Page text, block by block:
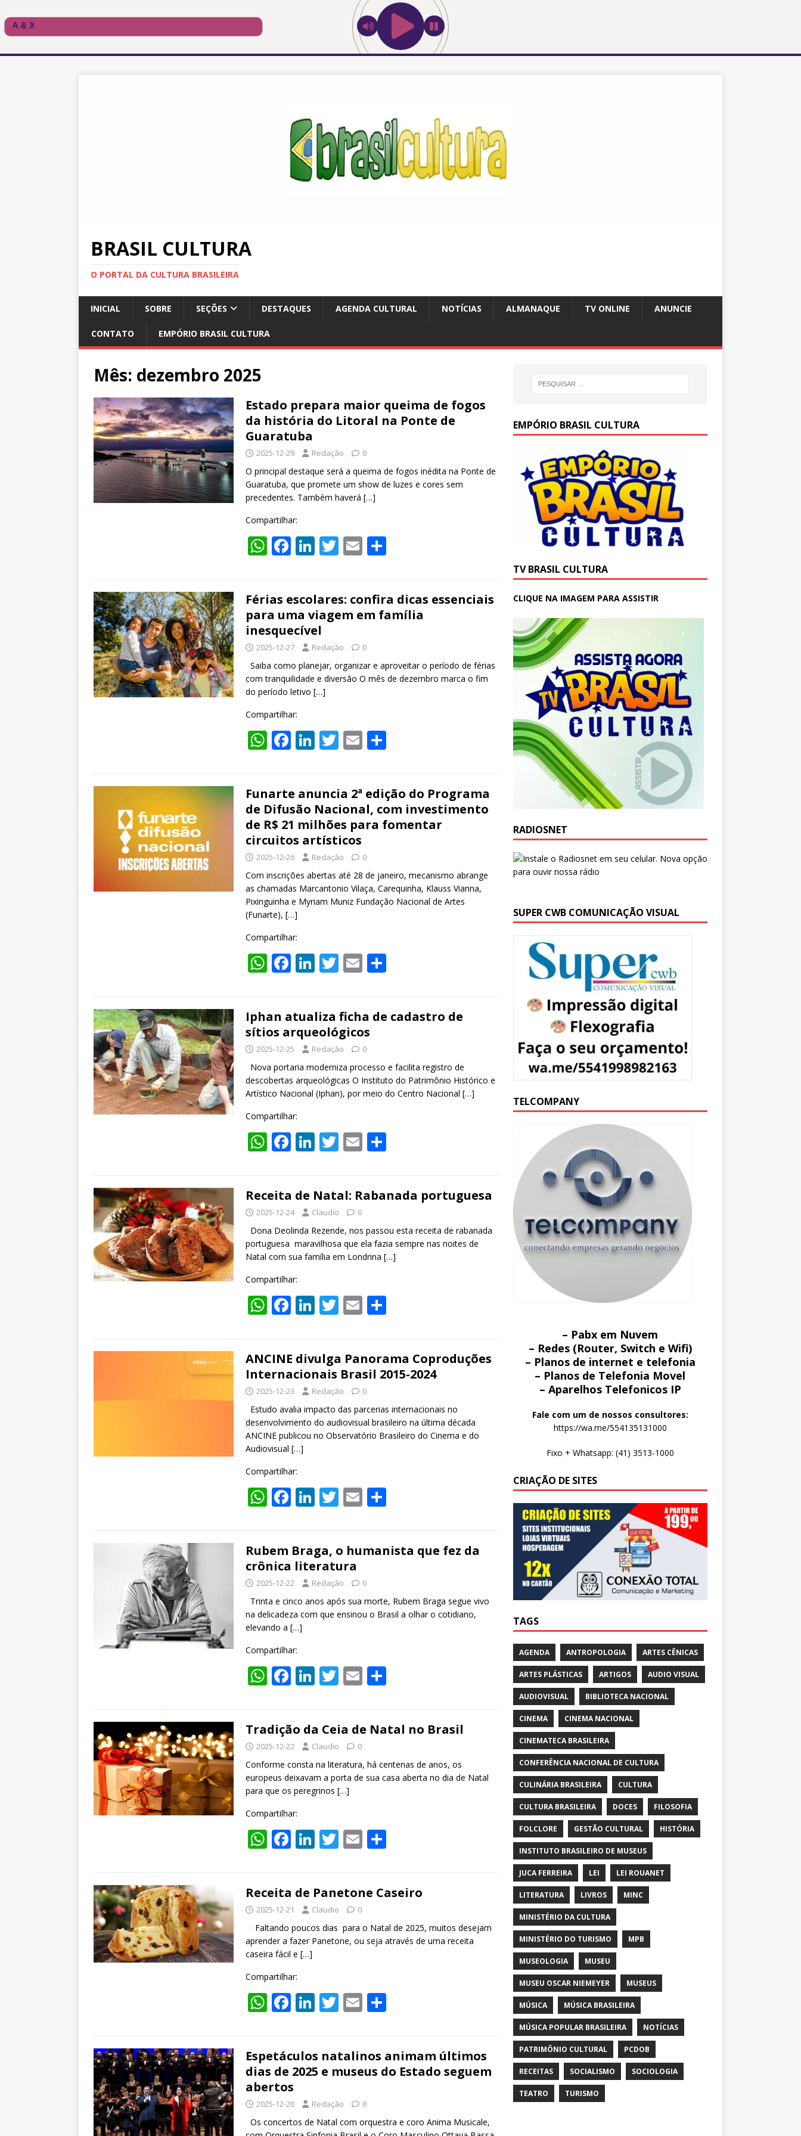
BRASIL CULTURA
O PORTAL DA CULTURA BRASILEIRA
INICIAL SOBRE SEÇÕES DESTAQUES AGENDA CULTURAL NOTÍCIAS ALMANAQUE TV ONLINE ANUNCIE
CONTATO EMPÓRIO BRASIL CULTURA
Mês: dezembro 2025
Estado prepara maior queima de fogos
da história do Litoral na Ponte de
Guaratuba
2025-12-29 Redação 0
O principal destaque será a queima de fogos inédita na Ponte de
Guaratuba, que promete um show de luzes e cores sem
precedentes. Também haverá […]
Compartilhar:
W
s
A
p
p
F
b
o
o
k
Li
e
dI
n
T
er
E
l e
Férias escolares: confira dicas essenciais
para uma viagem em família
inesquecível
2025-12-27 Redação 0
Saiba como planejar, organizar e aproveitar o período de férias
com tranquilidade e diversão O mês de dezembro marca o fim
do período letivo […]
Compartilhar:
W
s
A
p
p
F
b
o
o
k
Li
e
dI
n
T
er
E
l e
Funarte anuncia 2ª edição do Programa
de Difusão Nacional, com investimento
de R$ 21 milhões para fomentar
circuitos artísticos
2025-12-26 Redação 0
Com inscrições abertas até 28 de janeiro, mecanismo abrange
as chamadas Marcantonio Vilaça, Carequinha, Klauss Vianna,
Pixinguinha e Myriam Muniz Fundação Nacional de Artes
(Funarte), […]
Compartilhar:
W
s
A
p
p
F
b
o
o
k
Li
e
dI
n
T
er
E
l e
Iphan atualiza ficha de cadastro de
sítios arqueológicos
2025-12-25 Redação 0
Nova portaria moderniza processo e facilita registro de
descobertas arqueológicas O Instituto do Patrimônio Histórico e
Artístico Nacional (Iphan), por meio do Centro Nacional […]
Compartilhar:
W
s
A
p
p
F
b
o
o
k
Li
e
dI
n
T
er
E
l e
Receita de Natal: Rabanada portuguesa
2025-12-24 Claudio 0
Dona Deolinda Rezende, nos passou esta receita de rabanada
portuguesa maravilhosa que ela fazia sempre nas noites de
Natal com sua família em Londrina […]
Compartilhar:
W
s
A
p
p
F
b
o
o
k
Li
e
dI
n
T
er
E
l e
ANCINE divulga Panorama Coproduções
Internacionais Brasil 2015-2024
2025-12-23 Redação 0
Estudo avalia impacto das parcerias internacionais no
desenvolvimento do audiovisual brasileiro na última década
ANCINE publicou no Observatório Brasileiro do Cinema e do
Audiovisual […]
Compartilhar:
W
s
A
p
p
F
b
o
o
k
Li
e
dI
n
T
er
E
l e
Rubem Braga, o humanista que fez da
crônica literatura
2025-12-22 Redação 0
Trinta e cinco anos após sua morte, Rubem Braga segue vivo
na delicadeza com que ensinou o Brasil a olhar o cotidiano,
elevando a […]
Compartilhar:
W
s
A
p
p
F
b
o
o
k
Li
e
dI
n
T
er
E
l e
Tradição da Ceia de Natal no Brasil
2025-12-22 Claudio 0
Conforme consta na literatura, há centenas de anos, os
europeus deixavam a porta de sua casa aberta no dia de Natal
para que os peregrinos […]
Compartilhar:
W
s
A
p
p
F
b
o
o
k
Li
e
dI
n
T
er
E
l e
Receita de Panetone Caseiro
2025-12-21 Claudio 0
Faltando poucos dias para o Natal de 2025, muitos desejam
aprender a fazer Panetone, ou seja através de uma receita
caseira fácil e […]
Compartilhar:
W
s
A
p
p
F
b
o
o
k
Li
e
dI
n
T
er
E
l e
Espetáculos natalinos animam últimos
dias de 2025 e museus do Estado seguem
abertos
2025-12-20 Redação 0
Os concertos de Natal com orquestra e coro Anima Musicale,
EMPÓRIO BRASIL CULTURA
TV BRASIL CULTURA
CLIQUE NA IMAGEM PARA ASSISTIR
RADIOSNET
SUPER CWB COMUNICAÇÃO VISUAL
TELCOMPANY
– Pabx em Nuvem
– Redes (Router, Switch e Wifi)
– Planos de internet e telefonia
– Planos de Telefonia Movel
– Aparelhos Telefonicos IP
Fale com um de nossos consultores:
https://wa.me/554135131000
Fixo + Whatsapp: (41) 3513-1000
CRIAÇÃO DE SITES
TAGS
AGENDA ANTROPOLOGIA ARTES CÊNICAS
ARTES PLÁSTICAS ARTIGOS AUDIO VISUAL
AUDIOVISUAL BIBLIOTECA NACIONAL
CINEMA CINEMA NACIONAL
CINEMATECA BRASILEIRA
CONFERÊNCIA NACIONAL DE CULTURA
CULINÁRIA BRASILEIRA CULTURA
CULTURA BRASILEIRA DOCES FILOSOFIA
FOLCLORE GESTÃO CULTURAL HISTÓRIA
INSTITUTO BRASILEIRO DE MUSEUS
JUCA FERREIRA LEI LEI ROUANET
LITERATURA LIVROS MINC
MINISTÉRIO DA CULTURA
MINISTÉRIO DO TURISMO MPB
MUSEOLOGIA MUSEU
MUSEU OSCAR NIEMEYER MUSEUS
MÚSICA MÚSICA BRASILEIRA
MÚSICA POPULAR BRASILEIRA NOTÍCIAS
PATRIMÔNIO CULTURAL PCDOB
RECEITAS SOCIALISMO SOCIOLOGIA
TEATRO TURISMO